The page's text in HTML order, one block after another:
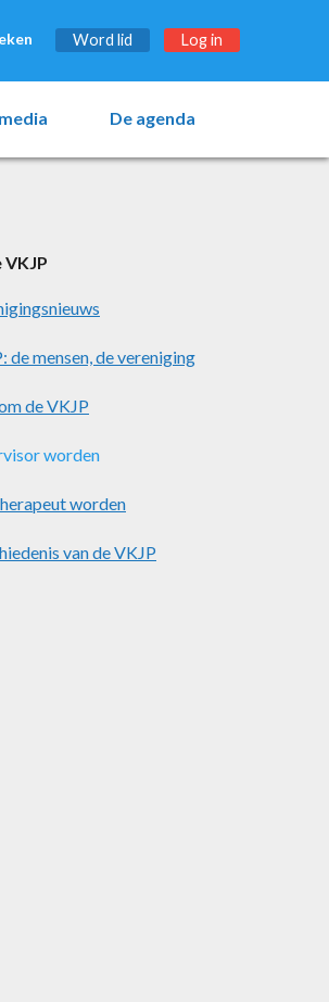
Word lid Log in
De agenda
de mensen, de vereniging
de VKJP
worden
worden
van de VKJP